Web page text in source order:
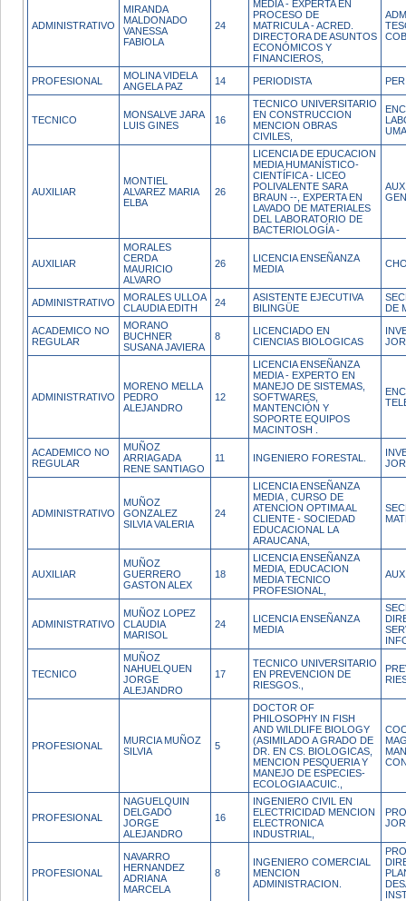
ADMINISTRATIVO
MIRANDA
MALDONADO
VANESSA
FABIOLA
24
MEDIA - EXPERTA EN
PROCESO DE
MATRICULA - ACRED.
DIRECTORA DE ASUNTOS
ECONÓMICOS Y
FINANCIEROS,
PROFESIONAL
MOLINA VIDELA
ANGELA PAZ
14 PERIODISTA
TECNICO
MONSALVE JARA
LUIS GINES
16
TECNICO UNIVERSITARIO
EN CONSTRUCCION
MENCION OBRAS
CIVILES,
AUXILIAR
MONTIEL
ALVAREZ MARIA
ELBA
26
LICENCIA DE EDUCACION
MEDIA HUMANÍSTICO-
CIENTÍFICA - LICEO
POLIVALENTE SARA
BRAUN --, EXPERTA EN
LAVADO DE MATERIALES
DEL LABORATORIO DE
BACTERIOLOGÍA -
AUXILIAR
MORALES
CERDA
MAURICIO
ALVARO
26
LICENCIA ENSEÑANZA
MEDIA
ADMINISTRATIVO
MORALES ULLOA
CLAUDIA EDITH
24
ASISTENTE EJECUTIVA
BILINGÜE
DE
ACADEMICO NO
REGULAR
MORANO
BUCHNER
SUSANA JAVIERA
8
LICENCIADO EN
CIENCIAS BIOLOGICAS
ADMINISTRATIVO
MORENO MELLA
PEDRO
ALEJANDRO
12
LICENCIA ENSEÑANZA
MEDIA - EXPERTO EN
MANEJO DE SISTEMAS,
SOFTWARES,
MANTENCIÓN Y
SOPORTE EQUIPOS
MACINTOSH .
ACADEMICO NO
REGULAR
MUÑOZ
ARRIAGADA
RENE SANTIAGO
11 INGENIERO FORESTAL.
ADMINISTRATIVO
MUÑOZ
GONZALEZ
SILVIA VALERIA
24
LICENCIA ENSEÑANZA
MEDIA , CURSO DE
ATENCION OPTIMA AL
CLIENTE - SOCIEDAD
EDUCACIONAL LA
ARAUCANA,
AUXILIAR
MUÑOZ
GUERRERO
GASTON ALEX
18
LICENCIA ENSEÑANZA
MEDIA, EDUCACION
MEDIA TECNICO
PROFESIONAL,
ADMINISTRATIVO
MUÑOZ LOPEZ
CLAUDIA
MARISOL
24
LICENCIA ENSEÑANZA
MEDIA
TECNICO
MUÑOZ
NAHUELQUEN
JORGE
ALEJANDRO
17
TECNICO UNIVERSITARIO
EN PREVENCION DE
RIESGOS.,
PROFESIONAL
MURCIA MUÑOZ
SILVIA
5
DOCTOR OF
PHILOSOPHY IN FISH
AND WILDLIFE BIOLOGY
(ASIMILADO A GRADO DE
DR. EN CS. BIOLOGICAS,
MENCION PESQUERIA Y
MANEJO DE ESPECIES-
ECOLOGIA ACUIC.,
PROFESIONAL
NAGUELQUIN
DELGADO
JORGE
ALEJANDRO
16
INGENIERO CIVIL EN
ELECTRICIDAD MENCION
ELECTRONICA
INDUSTRIAL,
PROFESIONAL
NAVARRO
HERNANDEZ
ADRIANA
MARCELA
8
INGENIERO COMERCIAL
MENCION
ADMINISTRACION.